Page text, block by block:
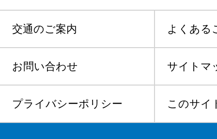
交通のご案内 よくある
お問い合わせ サイトマ
プライバシーポリシー このサイ